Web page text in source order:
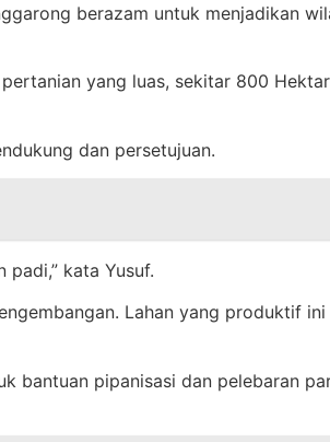
berazam untuk menjadikan
yang luas, sekitar 800
dan persetujuan.
kata Yusuf.
Lahan yang produktif
bantuan pipanisasi dan pelebaran